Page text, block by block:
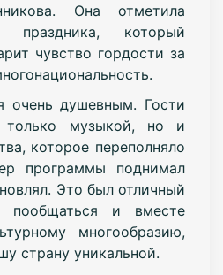
Она отметила
праздника, который
чувство гордости за
очень душевным. Гости
только музыкой, но и
которое переполняло
программы поднимал
Это был отличный
пообщаться и вместе
многообразию,
страну уникальной.